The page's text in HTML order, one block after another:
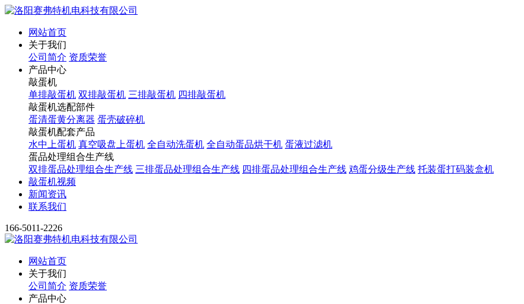
网站首页
关于我们
公司简介 资质荣誉
产品中心
敲蛋机
单排敲蛋机 双排敲蛋机 三排敲蛋机 四排敲蛋机
敲蛋机选配部件
蛋清蛋黄分离器 蛋壳破碎机
敲蛋机配套产品
水中上蛋机 真空吸盘上蛋机 全自动洗蛋机 全自动蛋品烘干机 蛋液过滤机
蛋品处理组合生产线
双排蛋品处理组合生产线 三排蛋品处理组合生产线 四排蛋品处理组合生产线 鸡蛋分级生产线 托装蛋打码装盒机
敲蛋机视频
新闻资讯
联系我们
166-5011-2226
网站首页
关于我们
公司简介 资质荣誉
产品中心